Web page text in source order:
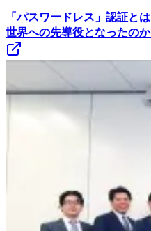
「パスワードレス」認証と
世界への先導役となったのか